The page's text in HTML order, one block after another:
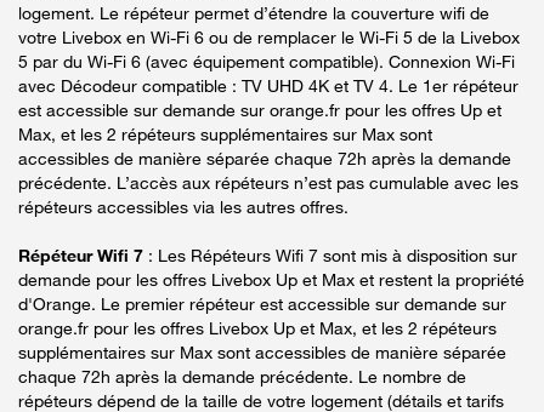
logement. Le répéteur permet d’étendre la couverture wifi de
votre Livebox en Wi-Fi 6 ou de remplacer le Wi-Fi 5 de la Livebox
5 par du Wi-Fi 6 (avec équipement compatible). Connexion Wi-Fi
avec Décodeur compatible : TV UHD 4K et TV 4. Le 1er répéteur
est accessible sur demande sur orange.fr pour les offres Up et
Max, et les 2 répéteurs supplémentaires sur Max sont
accessibles de manière séparée chaque 72h après la demande
précédente. L’accès aux répéteurs n’est pas cumulable avec les
répéteurs accessibles via les autres offres.
Répéteur Wifi 7 : Les Répéteurs Wifi 7 sont mis à disposition sur
demande pour les offres Livebox Up et Max et restent la propriété
d'Orange. Le premier répéteur est accessible sur demande sur
orange.fr pour les offres Livebox Up et Max, et les 2 répéteurs
supplémentaires sur Max sont accessibles de manière séparée
chaque 72h après la demande précédente. Le nombre de
répéteurs dépend de la taille de votre logement (détails et tarifs